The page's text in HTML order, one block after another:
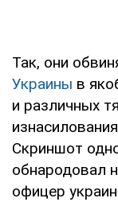
Так, они
Украины в
и различных
Скриншот
обнародовал
офицер